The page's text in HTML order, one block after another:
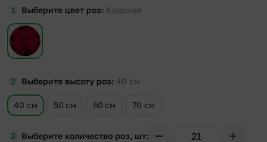
Выберите цвет роз Красная
Выберите высоту роз 40 см
40 см 50 см 60 см 70 см
Выберите количество роз, шт